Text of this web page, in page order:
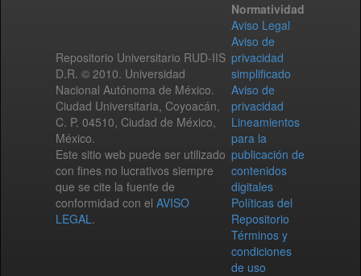
Repositorio Universitario RUD-IIS
D.R. © 2010. Universidad
Nacional Autónoma de México.
Ciudad Universitaria, Coyoacán,
C. P. 04510, Ciudad de México,
México.
Este sitio web puede ser utilizado
con fines no lucrativos siempre
que se cite la fuente de
conformidad con el AVISO
LEGAL.
Normatividad
Aviso Legal
Aviso de
privacidad
simplificado
Aviso de
privacidad
Lineamientos
para la
publicación de
contenidos
digitales
Políticas del
Repositorio
Términos y
condiciones
de uso